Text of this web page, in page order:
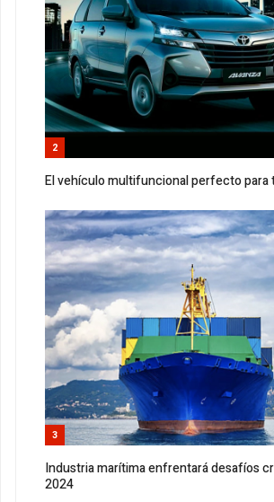
2
El vehículo multifuncional perfecto para
3
Industria marítima enfrentará desafíos
2024